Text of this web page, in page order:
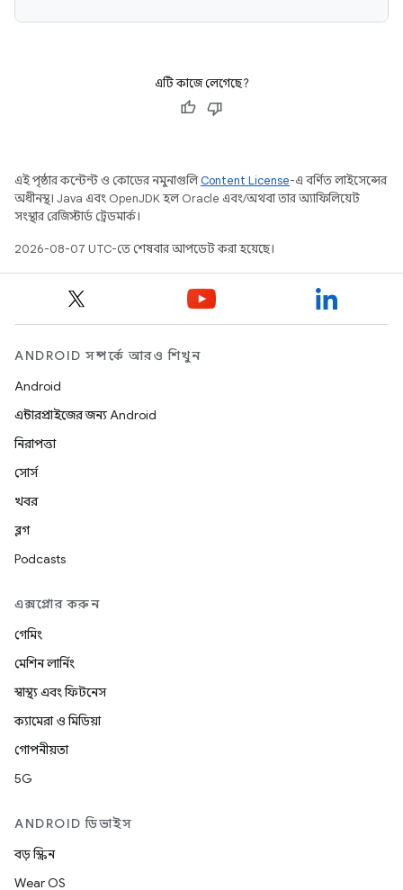
এটি কাজে লেগেছে?
এই পৃষ্ঠার কন্টেন্ট ও কোডের নমুনাগুলিContent License-এ বর্ণিত লাইসেন্সের
অধীনস্থ। Java এবং OpenJDK হল Oracle এবং/অথবা তার অ্যাফিলিয়েট
সংস্থার রেজিস্টার্ড ট্রেডমার্ক।
2026-08-07 UTC-তে শেষবার আপডেট করা হয়েছে।
ANDROID সম্পর্কে আরও শিখুন
Android
এন্টারপ্রাইজের জন্য Android
নিরাপত্তা
সোর্স
খবর
ব্লগ
Podcasts
এক্সপ্লোর করুন
গেমিং
মেশিন লার্নিং
স্বাস্থ্য এবং ফিটনেস
ক্যামেরা ও মিডিয়া
গোপনীয়তা
5G
ANDROID ডিভাইস
বড় স্ক্রিন
Wear OS